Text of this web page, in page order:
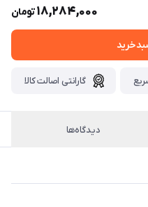
18,284,000تومان
گارانتی اصالت کالا
دیدگاه‌ها